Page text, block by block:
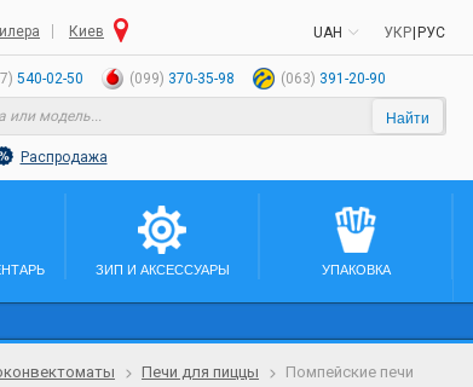
Киев UAH РУС
УКР
540-02-50 (099) 370-35-98 (063) 391-20-90
Найти
Распродажа
ЗИП И АКСЕССУАРЫ УПАКОВКА
Печи для пиццы Помпейские печи